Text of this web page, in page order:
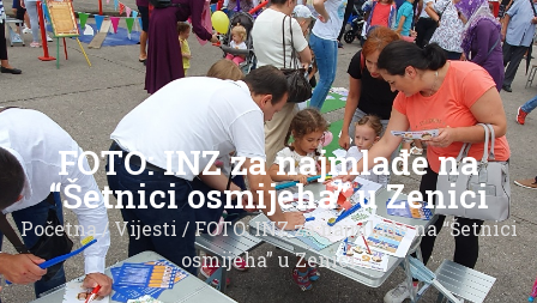
FOTO: INZ za najmlađe na
“Šetnici osmijeha” u Zenici
Početna/Vijesti / FOTO: INZ za najmlađe na “Šetnici
osmijeha” u Zenici